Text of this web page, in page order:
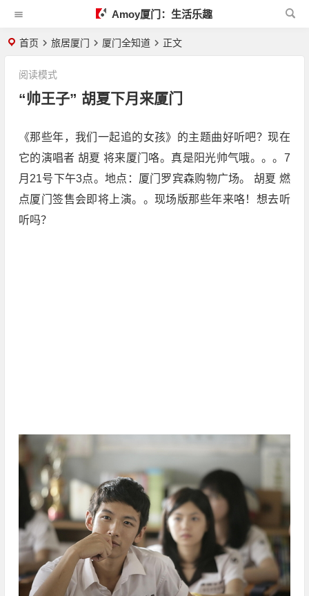
Amoy厦门：生活乐趣
首页 旅居厦门 厦门全知道 正文
“帅王子” 胡夏下月来厦门
阅读模式
《那些年，我们一起追的女孩》的主题曲好听吧？现在
它的演唱者 胡夏 将来厦门咯。真是阳光帅气哦。。。7
月21号下午3点。地点：厦门罗宾森购物广场。 胡夏 燃
点厦门签售会即将上演。。现场版那些年来咯！想去听
听吗？